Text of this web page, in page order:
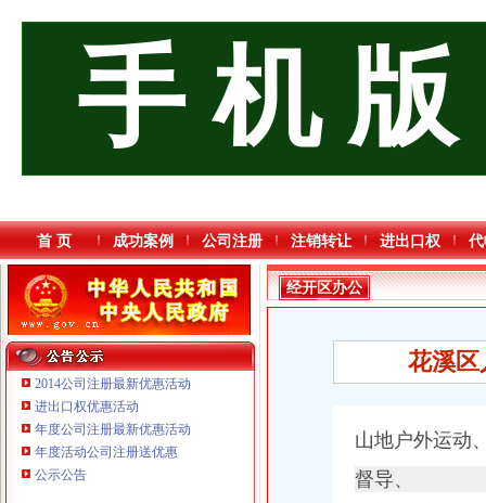
手 机 版
首 页 成功案例 公司注册 注销转让 进出口权
2014公司注册最新优惠活动
进出口权优惠活动
年度公司注册最新优惠活动
年度活动公司注册送优惠
公示公告
重庆臣夫商贸有限公司 （执照专让）
经开区办公
司
花溪区
山地户外运动
督导、